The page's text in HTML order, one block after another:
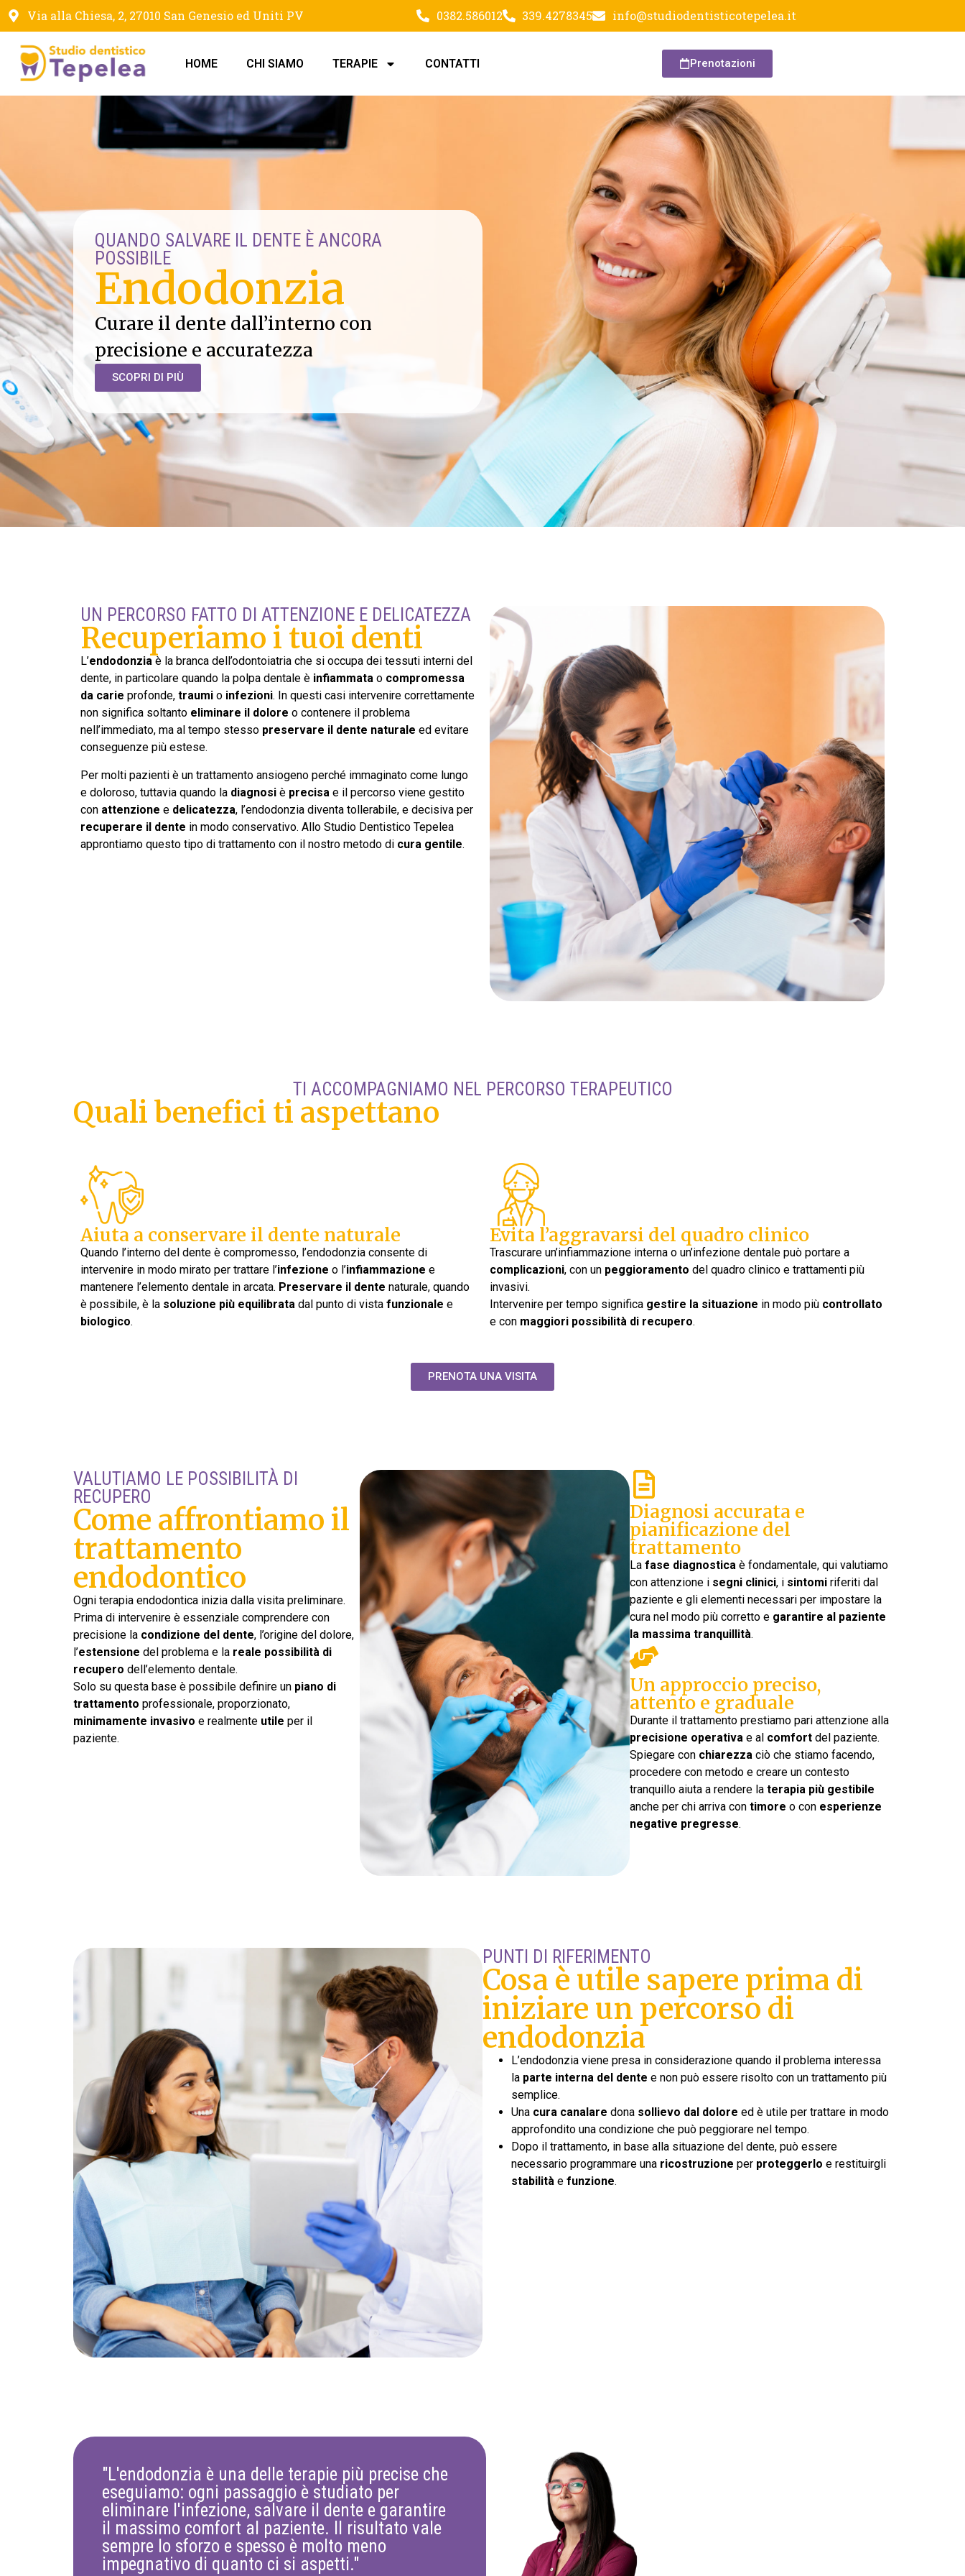
Via alla Chiesa, 2, 27010 San Genesio ed Uniti PV 0382.586012 339.4278345 info@studiodentisticotepelea.it
HOME CHI SIAMO TERAPIE CONTATTI Prenotazioni
QUANDO SALVARE IL DENTE È ANCORA
POSSIBILE
Endodonzia
Curare il dente dall’interno con
precisione e accuratezza
SCOPRI DI PIÙ
UN PERCORSO FATTO DI ATTENZIONE E DELICATEZZA
Recuperiamo i tuoi denti
L’endodonzia è la branca dell’odontoiatria che si occupa dei tessuti interni del
dente, in particolare quando la polpa dentale è infiammata o compromessa
da carie profonde, traumi o infezioni. In questi casi intervenire correttamente
non significa soltanto eliminare il dolore o contenere il problema
nell’immediato, ma al tempo stesso preservare il dente naturale ed evitare
conseguenze più estese.
Per molti pazienti è un trattamento ansiogeno perché immaginato come lungo
e doloroso, tuttavia quando la diagnosi è precisa e il percorso viene gestito
con attenzione e delicatezza, l’endodonzia diventa tollerabile, e decisiva per
recuperare il dente in modo conservativo. Allo Studio Dentistico Tepelea
approntiamo questo tipo di trattamento con il nostro metodo di cura gentile.
TI ACCOMPAGNIAMO NEL PERCORSO TERAPEUTICO
Quali benefici ti aspettano
Aiuta a conservare il dente naturale
Quando l’interno del dente è compromesso, l’endodonzia consente di
intervenire in modo mirato per trattare l’infezione o l’infiammazione e
mantenere l’elemento dentale in arcata. Preservare il dente naturale, quando
è possibile, è la soluzione più equilibrata dal punto di vista funzionale e
biologico.
Evita l’aggravarsi del quadro clinico
Trascurare un’infiammazione interna o un’infezione dentale può portare a
complicazioni, con un peggioramento del quadro clinico e trattamenti più
invasivi.
Intervenire per tempo significa gestire la situazione in modo più controllato
e con maggiori possibilità di recupero.
PRENOTA UNA VISITA
VALUTIAMO LE POSSIBILITÀ DI
RECUPERO
Come affrontiamo il
trattamento
endodontico
Ogni terapia endodontica inizia dalla visita preliminare.
Prima di intervenire è essenziale comprendere con
precisione la condizione del dente, l’origine del dolore,
l’estensione del problema e la reale possibilità di
recupero dell’elemento dentale.
Solo su questa base è possibile definire un piano di
trattamento professionale, proporzionato,
minimamente invasivo e realmente utile per il
paziente.
Diagnosi accurata e
pianificazione del
trattamento
Lafase diagnostica è fondamentale, qui valutiamo
con attenzione i segni clinici, i sintomi riferiti dal
paziente e gli elementi necessari per impostare la
cura nel modo più corretto e garantire al paziente
la massima tranquillità.
Un approccio preciso,
attento e graduale
Durante il trattamento prestiamo pari attenzione alla
precisione operativa e al comfort del paziente.
Spiegare con chiarezza ciò che stiamo facendo,
procedere con metodo e creare un contesto
tranquillo aiuta a rendere laterapia più gestibile
anche per chi arriva contimore o con esperienze
negative pregresse.
PUNTI DI RIFERIMENTO
Cosa è utile sapere prima di
iniziare un percorso di
endodonzia
L’endodonzia viene presa in considerazione quando il problema interessa
la parte interna del dente e non può essere risolto con un trattamento più
semplice.
Una cura canalare dona sollievo dal dolore ed è utile per trattare in modo
approfondito una condizione che può peggiorare nel tempo.
Dopo il trattamento, in base alla situazione del dente, può essere
necessario programmare una ricostruzione per proteggerlo e restituirgli
stabilità e funzione.
"L'endodonzia è una delle terapie più precise che
eseguiamo: ogni passaggio è studiato per
eliminare l'infezione, salvare il dente e garantire
il massimo comfort al paziente. Il risultato vale
sempre lo sforzo e spesso è molto meno
impegnativo di quanto ci si aspetti."